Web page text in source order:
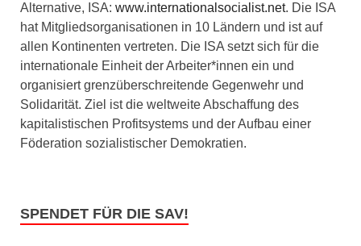
Alternative, ISA: www.internationalsocialist.net. Die ISA
hat Mitgliedsorganisationen in 10 Ländern und ist auf
allen Kontinenten vertreten. Die ISA setzt sich für die
internationale Einheit der Arbeiter*innen ein und
organisiert grenzüberschreitende Gegenwehr und
Solidarität. Ziel ist die weltweite Abschaffung des
kapitalistischen Profitsystems und der Aufbau einer
Föderation sozialistischer Demokratien.
SPENDET FÜR DIE SAV!